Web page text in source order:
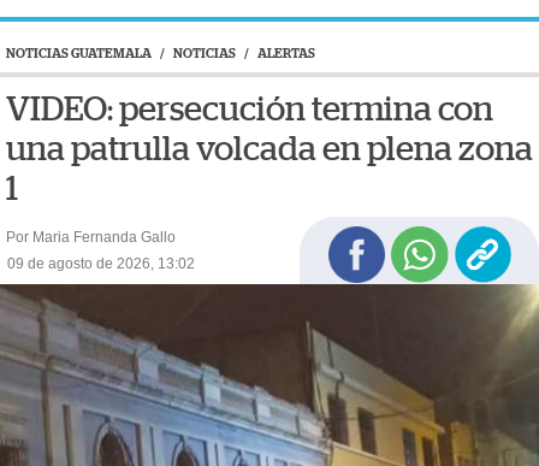
NOTICIAS GUATEMALA / NOTICIAS / ALERTAS
VIDEO: persecución termina con
una patrulla volcada en plena zona
1
Por Maria Fernanda Gallo
09 de agosto de 2026, 13:02